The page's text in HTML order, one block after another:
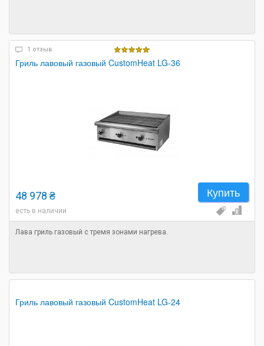
1 отзыв
Гриль лавовый газовый CustomHeat LG-36
Купить
48 978 ₴
есть в наличии
Лава гриль газовый с тремя зонами нагрева.
Гриль лавовый газовый CustomHeat LG-24